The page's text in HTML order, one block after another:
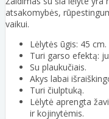
atsakomybės,
vaikui.
Lėlytės ūgis: 45 cm.
Turi garso efektą:
Su plaukučiais.
Akys labai
Turi čiulptuką.
Lėlytė aprengta
ir kojinytėmis.